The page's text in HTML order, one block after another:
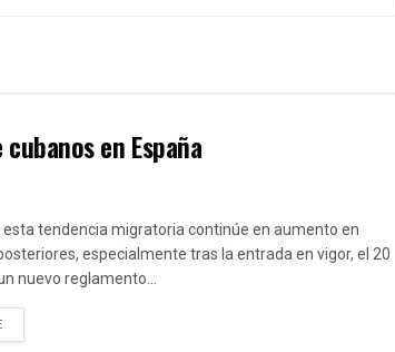
en España
esta tendencia migratoria continúe en aumento en
especialmente tras la entrada en vigor, el 20
nuevo reglamento...
DETAILS